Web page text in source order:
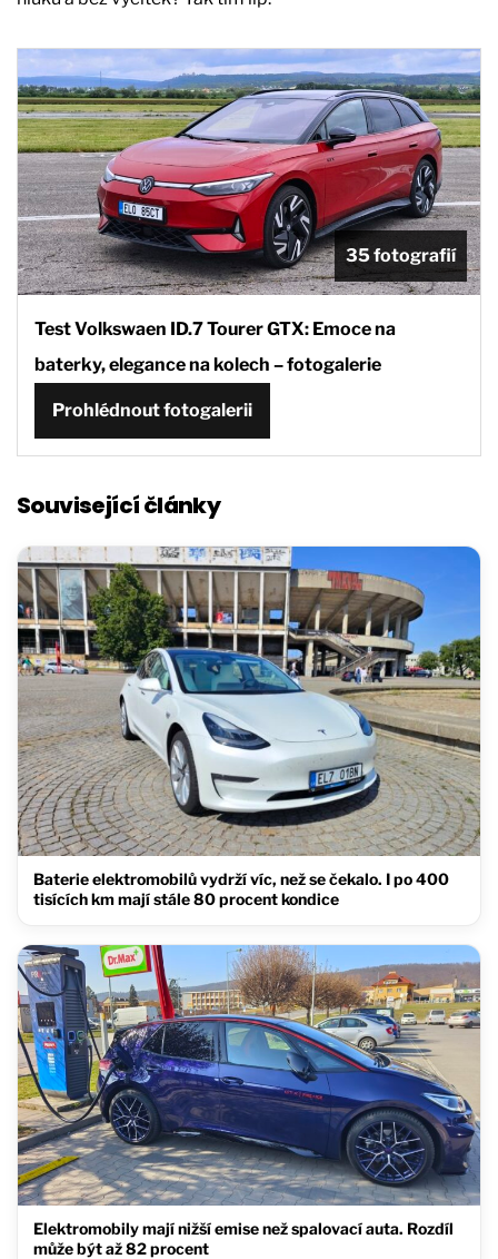
35 fotografií
Test Volkswaen ID.7 Tourer GTX: Emoce na
baterky, elegance na kolech – fotogalerie
Prohlédnout fotogalerii
Související články
Baterie elektromobilů vydrží víc, než se čekalo. I po 400
tisících km mají stále 80 procent kondice
Elektromobily mají nižší emise než spalovací auta. Rozdíl
může být až 82 procent